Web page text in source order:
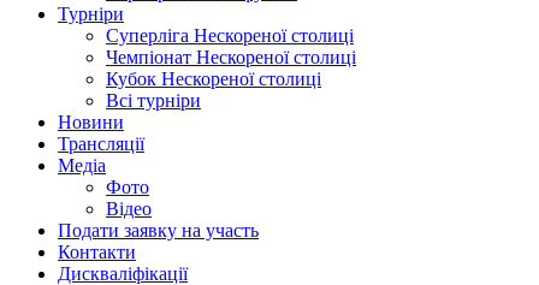
Турніри
Суперліга Нескореної столиці
Чемпіонат Нескореної столиці
Кубок Нескореної столиці
Всі турніри
Новини
Трансляції
Медіа
Фото
Відео
Подати заявку на участь
Контакти
Дискваліфікації